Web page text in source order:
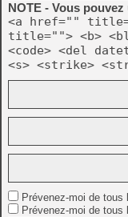
NOTE - Vous
<a href=""
title=""> <b>
<code> <del
<s> <strike>
Prévenez-moi de
Prévenez-moi de